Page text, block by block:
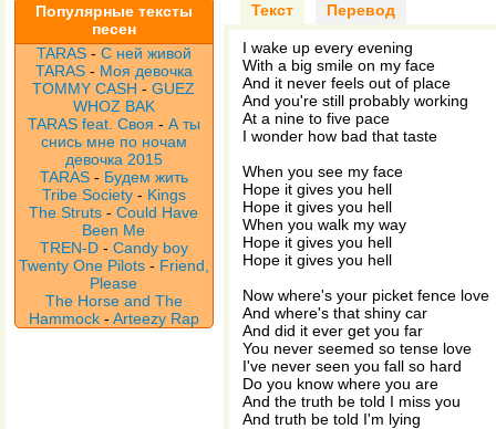
Популярные тексты
песен
TARAS - С ней живой
TARAS - Моя девочка
TOMMY CASH -GUEZ
WHOZ BAK
TARAS feat. Своя - А ты
снись мне по ночам
девочка 2015
TARAS - Будем жить
Tribe Society - Kings
The Struts -Could Have
Been Me
TREN-D - Candy boy
Twenty One Pilots - Friend,
Please
The Horse and The
Hammock - Arteezy Rap
Текст Перевод
I wake up every evening
With a big smile on my face
And it never feels out of place
And you're still probably working
At a nine to five pace
I wonder how bad that taste
When you see my face
Hope it gives you hell
Hope it gives you hell
When you walk my way
Hope it gives you hell
Hope it gives you hell
Now where's your picket fence love
And where's that shiny car
And did it ever get you far
You never seemed so tense love
I've never seen you fall so hard
Do you know where you are
And the truth be told I miss you
And truth be told I'm lying